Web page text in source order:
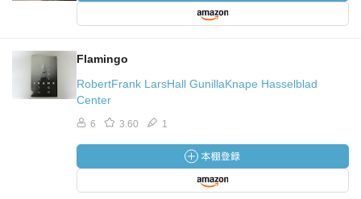
Flamingo
RobertFrank LarsHall GunillaKnape Hasselblad
Center
6 3.60 1